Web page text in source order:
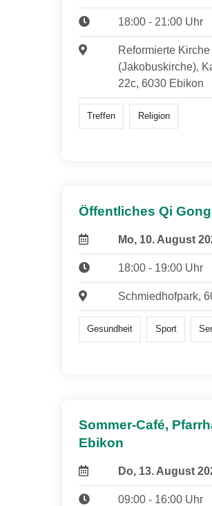
18:00 - 21:00 Uhr
Reformierte
(Jakobuskirche),
22c, 6030 Ebikon
Treffen Religion
Öffentliches Qi Gong
Mo, 10. August
18:00 - 19:00 Uhr
Schmiedhofpark,
Gesundheit Sport
Sommer-Café,
Ebikon
Do, 13. August
09:00 - 16:00 Uhr